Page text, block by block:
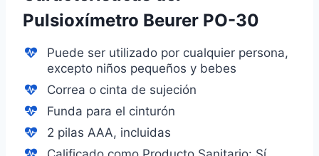
Pulsioxímetro Beurer PO-30
Puede ser utilizado por cualquier persona,
excepto niños pequeños y bebes
Correa o cinta de sujeción
Funda para el cinturón
2 pilas AAA, incluidas